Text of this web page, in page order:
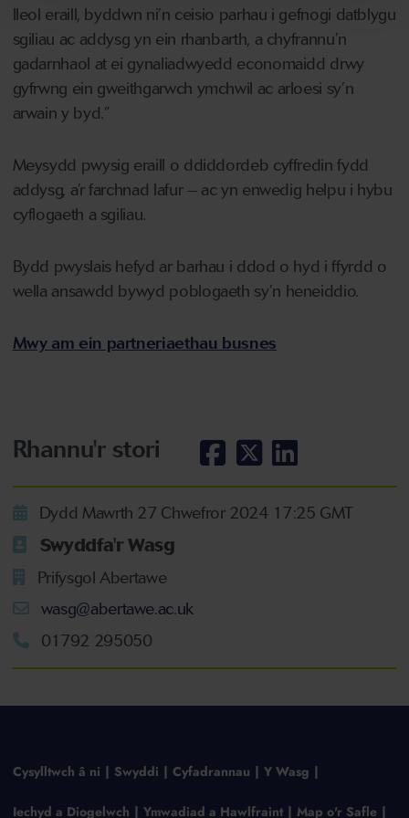
lleol eraill, byddwn ni’n ceisio parhau i gefnogi datblygu
sgiliau ac addysg yn ein rhanbarth, a chyfrannu’n
gadarnhaol at ei gynaliadwyedd economaidd drwy
gyfrwng ein gweithgarwch ymchwil ac arloesi sy’n
arwain y byd.”
Meysydd pwysig eraill o ddiddordeb cyffredin fydd
addysg, a’r farchnad lafur – ac yn enwedig helpu i hybu
cyflogaeth a sgiliau.
Bydd pwyslais hefyd ar barhau i ddod o hyd i ffyrdd o
wella ansawdd bywyd poblogaeth sy’n heneiddio.
Mwy am ein partneriaethau busnes
Rhannu'r stori
Dydd Mawrth 27 Chwefror 2024 17:25 GMT
Swyddfa'r Wasg
Prifysgol Abertawe
wasg@abertawe.ac.uk
01792 295050
Cysylltwch â ni Swyddi Cyfadrannau Y Wasg
Iechyd a Diogelwch Ymwadiad a Hawlfraint Map o'r Safle